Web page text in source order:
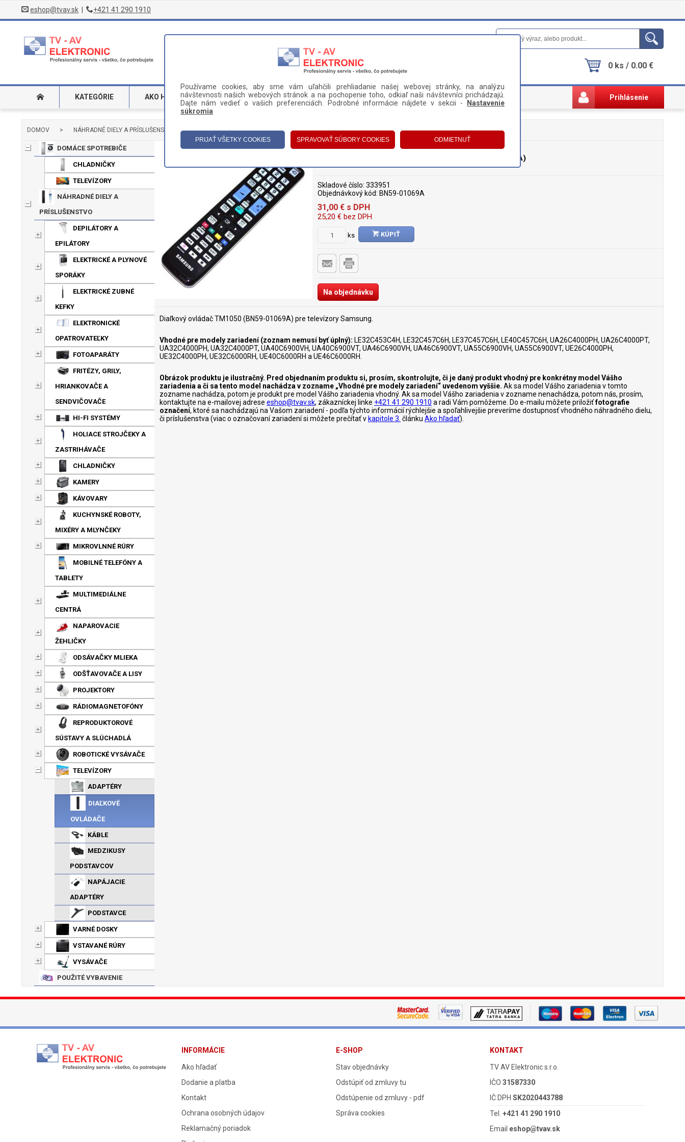
eshop@tvav.sk +421 41 290 1910
0 ks / 0.00 €
KATEGÓRIE AKO HĽADAŤ DODANIE A PLATBA KONTAKT Prihlásenie
DOMOV > NÁHRADNÉ DIELY A PRÍSLUŠENSTVO > TELEVÍZORY > DIAĽKOVÉ OVLÁDAČE > DIAĽKOVÝ OVLÁDAČ SAMSUNG TM1050 (BN59-01069A)
DOMÁCE SPOTREBIČE
CHLADNIČKY
TELEVÍZORY
NÁHRADNÉ DIELY A
PRÍSLUŠENSTVO
DEPILÁTORY A
EPILÁTORY
ELEKTRICKÉ A PLYNOVÉ
SPORÁKY
ELEKTRICKÉ ZUBNÉ
KEFKY
ELEKTRONICKÉ
OPATROVATEĽKY
FOTOAPARÁTY
FRITÉZY, GRILY,
HRIANKOVAČE A
SENDVIČOVAČE
HI-FI SYSTÉMY
HOLIACE STROJČEKY A
ZASTRIHÁVAČE
CHLADNIČKY
KAMERY
KÁVOVARY
KUCHYNSKÉ ROBOTY,
MIXÉRY A MLYNČEKY
MIKROVLNNÉ RÚRY
MOBILNÉ TELEFÓNY A
TABLETY
MULTIMEDIÁLNE
CENTRÁ
NAPAROVACIE
ŽEHLIČKY
ODSÁVAČKY MLIEKA
ODŠŤAVOVAČE A LISY
PROJEKTORY
RÁDIOMAGNETOFÓNY
REPRODUKTOROVÉ
SÚSTAVY A SLÚCHADLÁ
ROBOTICKÉ VYSÁVAČE
TELEVÍZORY
ADAPTÉRY
DIAĽKOVÉ
OVLÁDAČE
KÁBLE
MEDZIKUSY
PODSTAVCOV
NAPÁJACIE
ADAPTÉRY
PODSTAVCE
VARNÉ DOSKY
VSTAVANÉ RÚRY
VYSÁVAČE
POUŽITÉ VYBAVENIE
DIAĽKOVÝ OVLÁDAČ SAMSUNG TM1050 (BN59-01069A)
Skladové číslo: 333951
Objednávkový kód: BN59-01069A
31,00 € s DPH
25,20 € bez DPH
ks KÚPIŤ
Na objednávku
Diaľkový ovládač TM1050 (BN59-01069A) pre televízory Samsung.
Vhodné pre modely zariadení (zoznam nemusí byť úplný): LE32C453C4H, LE32C457C6H, LE37C457C6H, LE40C457C6H, UA26C4000PH, UA26C4000PT,
UA32C4000PH, UA32C4000PT, UA40C6900VH, UA40C6900VT, UA46C6900VH, UA46C6900VT, UA55C6900VH, UA55C6900VT, UE26C4000PH,
UE32C4000PH, UE32C6000RH, UE40C6000RH a UE46C6000RH.
Obrázok produktu je ilustračný. Pred objednaním produktu si, prosím, skontrolujte, či je daný produkt vhodný pre konkrétny model Vášho
zariadenia a či sa tento model nachádza v zozname „Vhodné pre modely zariadení“ uvedenom vyššie. Ak sa model Vášho zariadenia v tomto
zozname nachádza, potom je produkt pre model Vášho zariadenia vhodný. Ak sa model Vášho zariadenia v zozname nenachádza, potom nás, prosím,
kontaktujte na e-mailovej adrese eshop@tvav.sk, zákazníckej linke +421 41 290 1910 a radi Vám pomôžeme. Do e-mailu môžete priložiťfotografie
označení, ktoré sa nachádzajú na Vašom zariadení - podľa týchto informácií rýchlejšie a spoľahlivejšie preveríme dostupnosť vhodného náhradného dielu,
či príslušenstva (viac o označovaní zariadení si môžete prečítať v kapitole 3. článku Ako hľadať).
INFORMÁCIE
Ako hľadať
Dodanie a platba
Kontakt
Ochrana osobných údajov
Reklamačný poriadok
E-SHOP
Stav objednávky
Odstúpiť od zmluvy tu
Odstúpenie od zmluvy - pdf
Správa cookies
KONTAKT
TV AV Elektronic s.r.o.
IČO 31587330
IČ DPH SK2020443788
Tel. +421 41 290 1910
Email eshop@tvav.sk
Používame cookies, aby sme vám uľahčili prehliadanie našej webovej stránky, na analýzu
návštevnosti našich webových stránok a na pochopenie toho, odkiaľ naši návštevníci prichádzajú.
Dajte nám vedieť o vašich preferenciách. Podrobné informácie nájdete v sekcii -
Nastavenie
súkromia